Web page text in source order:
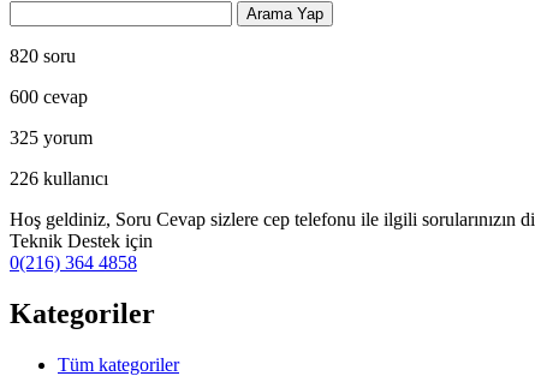
820 soru
600 cevap
325 yorum
226 kullanıcı
Hoş geldiniz, Soru Cevap sizlere cep telefonu ile ilgili sorularınızın
Teknik Destek için
0(216) 364 4858
Kategoriler
Tüm kategoriler